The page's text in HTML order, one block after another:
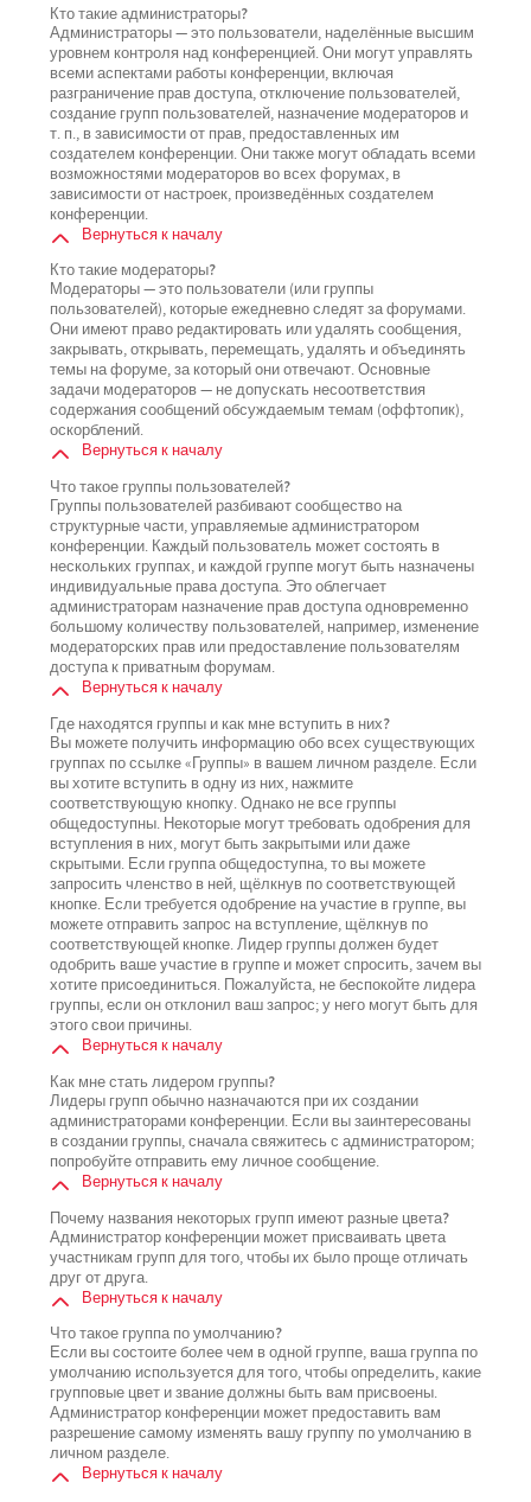
Кто такие администраторы?
Администраторы — это пользователи, наделённые высшим
уровнем контроля над конференцией. Они могут управлять
всеми аспектами работы конференции, включая
разграничение прав доступа, отключение пользователей,
создание групп пользователей, назначение модераторов и
т. п., в зависимости от прав, предоставленных им
создателем конференции. Они также могут обладать всеми
возможностями модераторов во всех форумах, в
зависимости от настроек, произведённых создателем
конференции.
Вернуться к началу
Кто такие модераторы?
Модераторы — это пользователи (или группы
пользователей), которые ежедневно следят за форумами.
Они имеют право редактировать или удалять сообщения,
закрывать, открывать, перемещать, удалять и объединять
темы на форуме, за который они отвечают. Основные
задачи модераторов — не допускать несоответствия
содержания сообщений обсуждаемым темам (оффтопик),
оскорблений.
Вернуться к началу
Что такое группы пользователей?
Группы пользователей разбивают сообщество на
структурные части, управляемые администратором
конференции. Каждый пользователь может состоять в
нескольких группах, и каждой группе могут быть назначены
индивидуальные права доступа. Это облегчает
администраторам назначение прав доступа одновременно
большому количеству пользователей, например, изменение
модераторских прав или предоставление пользователям
доступа к приватным форумам.
Вернуться к началу
Где находятся группы и как мне вступить в них?
Вы можете получить информацию обо всех существующих
группах по ссылке «Группы» в вашем личном разделе. Если
вы хотите вступить в одну из них, нажмите
соответствующую кнопку. Однако не все группы
общедоступны. Некоторые могут требовать одобрения для
вступления в них, могут быть закрытыми или даже
скрытыми. Если группа общедоступна, то вы можете
запросить членство в ней, щёлкнув по соответствующей
кнопке. Если требуется одобрение на участие в группе, вы
можете отправить запрос на вступление, щёлкнув по
соответствующей кнопке. Лидер группы должен будет
одобрить ваше участие в группе и может спросить, зачем вы
хотите присоединиться. Пожалуйста, не беспокойте лидера
группы, если он отклонил ваш запрос; у него могут быть для
этого свои причины.
Вернуться к началу
Как мне стать лидером группы?
Лидеры групп обычно назначаются при их создании
администраторами конференции. Если вы заинтересованы
в создании группы, сначала свяжитесь с администратором;
попробуйте отправить ему личное сообщение.
Вернуться к началу
Почему названия некоторых групп имеют разные цвета?
Администратор конференции может присваивать цвета
участникам групп для того, чтобы их было проще отличать
друг от друга.
Вернуться к началу
Что такое группа по умолчанию?
Если вы состоите более чем в одной группе, ваша группа по
умолчанию используется для того, чтобы определить, какие
групповые цвет и звание должны быть вам присвоены.
Администратор конференции может предоставить вам
разрешение самому изменять вашу группу по умолчанию в
личном разделе.
Вернуться к началу